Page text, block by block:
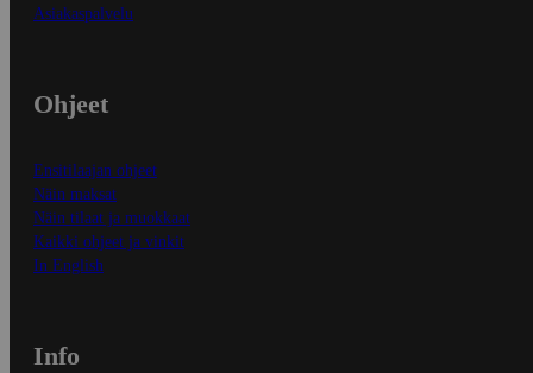
Asiakaspalvelu
Ohjeet
Ensitilaajan ohjeet
Näin maksat
Näin tilaat ja muokkaat
Kaikki ohjeet ja vinkit
In English
Info